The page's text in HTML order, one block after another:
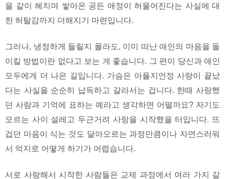
을 같이 헤치며 쌓아온 공든 애정이 허물어진다는 사실에 대
한 허탈감까지 더해지기 마련입니다.
그러나, 냉정하게 들릴지 몰라도, 이미 떠난 애인의 마음을 돌
이킬 방법이란 없다고 보는 게 좋습니다. 그 편이 당신과 애인
모두에게 더 나은 길입니다. 가슴은 아플지언정 사랑이 끝났
다는 사실을 순순히 납득하고 갈라서는 겁니다. 한때 사랑했
던 사람과 기억에 표하는 예라고 생각하면 어떨까요? 자기도
모르는 사이 설레고 두근거려 사랑을 시작했을 터입니다. 뜨
겁던 마음이 식는 것도 달아오르는 과정만큼이나 자연스러워
서 억지로 어떻게 하기가 어렵습니다.
서로 사랑해서 시작한 사람들은 교제 과정에서 여러 가지 갈